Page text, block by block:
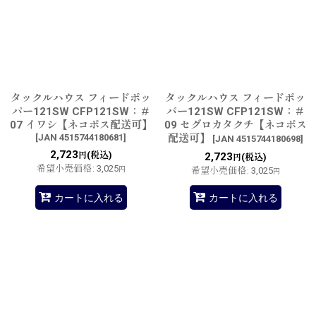
タックルハウス フィードポッ
パー121SW CFP121SW：＃
07 イワシ【ネコポス配送可】
[JAN 4515744180681]
2,723 円(税込)
希望小売価格: 3,025円
カートに入れる
タックルハウス フィードポッ
パー121SW CFP121SW：＃
09 セグロカタクチ【ネコポス
配送可】
[JAN 4515744180698]
2,723 円(税込)
希望小売価格: 3,025円
カートに入れる